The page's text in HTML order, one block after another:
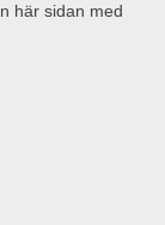
här sidan med